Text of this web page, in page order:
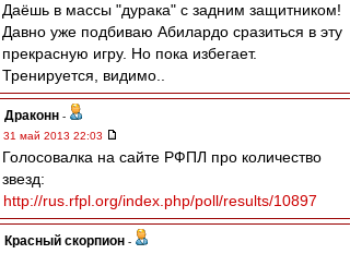
Даёшь в массы "дурака" с задним защитником!
Давно уже подбиваю Абилардо сразиться в эту
прекрасную игру. Но пока избегает.
Тренируется, видимо..
Драконн -
31 май 2013 22:03
Голосовалка на сайте РФПЛ про количество
звезд:
http://rus.rfpl.org/index.php/poll/results/10897
Красный скорпион -